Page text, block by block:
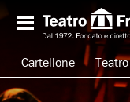
Cartellone Teatro